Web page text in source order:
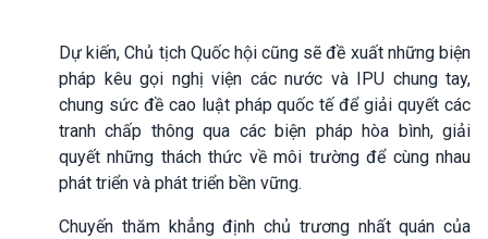
Dự kiến, Chủ tịch Quốc hội cũng sẽ đề xuất những biện
pháp kêu gọi nghị viện các nước và IPU chung tay,
chung sức đề cao luật pháp quốc tế để giải quyết các
tranh chấp thông qua các biện pháp hòa bình, giải
quyết những thách thức về môi trường để cùng nhau
phát triển và phát triển bền vững.
Chuyến thăm khẳng định chủ trương nhất quán của